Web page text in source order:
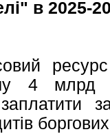
в 2025-
4 млрд